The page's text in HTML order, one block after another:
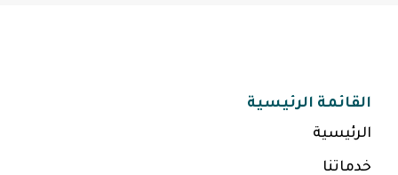
القائمة الرئيسية
الرئيسية
خدماتنا